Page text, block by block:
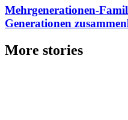
Mehrgenerationen-
Generationen
More stories